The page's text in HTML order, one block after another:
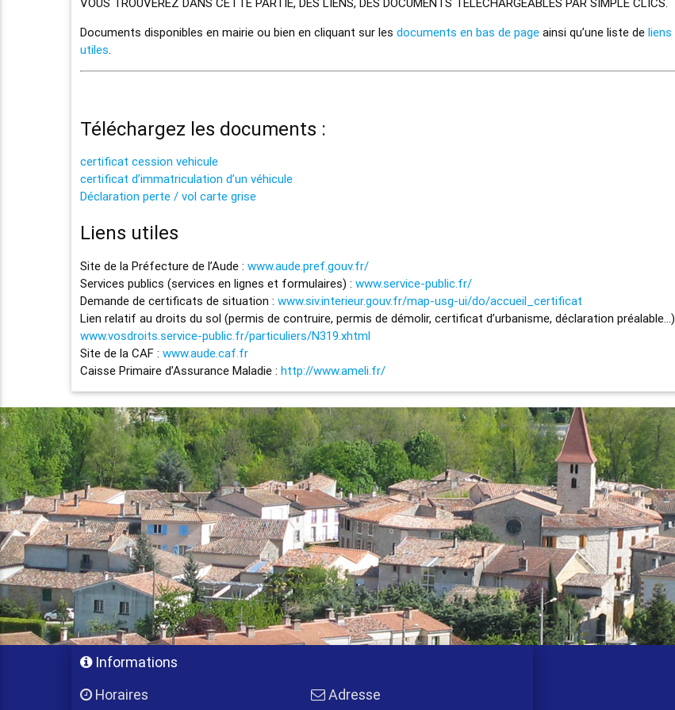
Documents disponibles en mairie ou bien en cliquant sur les documents en bas de pageainsi qu’une liste de liens
utiles.
Téléchargez les documents :
certificat cession vehicule
certificat d’immatriculation d’un véhicule
Déclaration perte / vol carte grise
Liens utiles
Site de la Préfecture de l’Aude : www.aude.pref.gouv.fr/
Services publics (services en lignes et formulaires) : www.service-public.fr/
Demande de certificats de situation : www.siv.interieur.gouv.fr/map-usg-ui/do/accueil_certificat
Lien relatif au droits du sol (permis de contruire, permis de démolir, certificat d’urbanisme, déclaration préalable…)
www.vosdroits.service-public.fr/particuliers/N319.xhtml
Site de la CAF : www.aude.caf.fr
Caisse Primaire d’Assurance Maladie : http://www.ameli.fr/
Informations
Horaires
Adresse